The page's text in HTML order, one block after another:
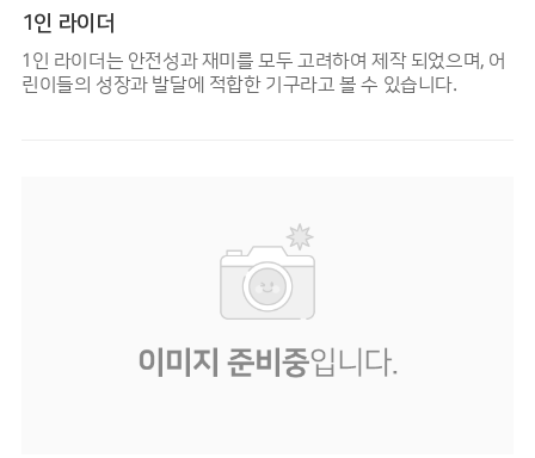
1인 라이더
1인 라이더는 안전성과 재미를 모두 고려하여 제작 되었으며, 어
린이들의 성장과 발달에 적합한 기구라고 볼 수 있습니다.